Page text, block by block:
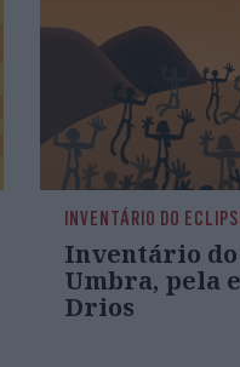
INVENTÁRIO DO
Inventário do
Umbra, pela
Drios